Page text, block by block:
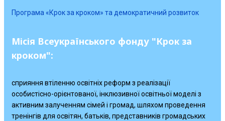
Програма «Крок за кроком» та демократичний розвиток
Місія Всеукраїнського фонду "Крок за
кроком":
сприяння втіленню освітніх реформ з реалізації
особистісно-орієнтованої, інклюзивної освітньої моделі з
активним залученням сімей і громад, шляхом проведення
тренінгів для освітян, батьків, представників громадських